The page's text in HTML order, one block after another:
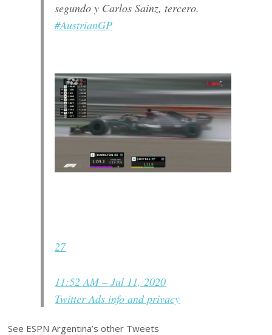
segundo y Carlos Sainz, tercero.
#AustrianGP
27
11:52 AM – Jul 11, 2020
Twitter Ads info and privacy
See ESPN Argentina’s other Tweets